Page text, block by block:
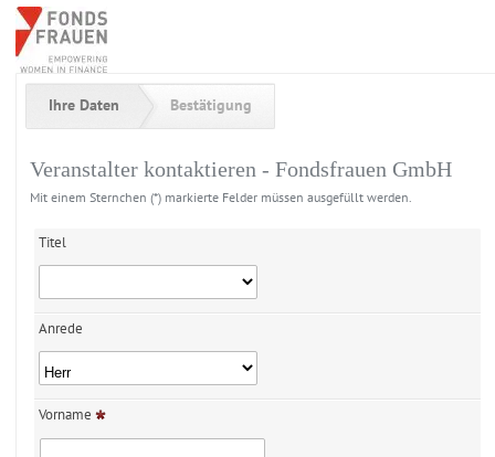
Ihre Daten Bestätigung
Veranstalter kontaktieren - Fondsfrauen GmbH
Mit einem Sternchen (*) markierte Felder müssen ausgefüllt werden.
Titel
Anrede
Vorname